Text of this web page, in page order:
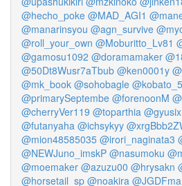
@hecho_poke @MAD_AGI1
@manarinsyou @agn_survive
@roll_your_own @Moburitto_Lv81
@gamosu1092 @doramamaker
@50Dt8Wusr7aTbub @ken0001y
@mk_book @sohobagle
@primarySeptembe @forenoonM
@cherryVer119 @toparthia @gyusix
@futanyaha @ichsykyy
@mion48585035 @irori_naginata3
@NEWJuno_imskP @nasumoku
@moemaker @azuzu00 @hrysakn
@horsetail_sp @noakira